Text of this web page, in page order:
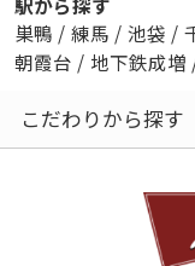
巣鴨 / 練馬 / 池袋 /
朝霞台 / 地下鉄成増
こだわりから探す